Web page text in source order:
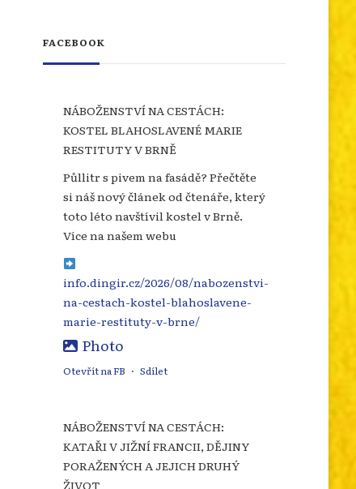
FACEBOOK
NÁBOŽENSTVÍ NA CESTÁCH:
KOSTEL BLAHOSLAVENÉ MARIE
RESTITUTY V BRNĚ
Půllitr s pivem na fasádě? Přečtěte
si náš nový článek od čtenáře, který
toto léto navštívil kostel v Brně.
Více na našem webu
info.dingir.cz/2026/08/nabozenstvi-
na-cestach-kostel-blahoslavene-
marie-restituty-v-brne/
Photo
Otevřít na FB · Sdílet
NÁBOŽENSTVÍ NA CESTÁCH:
KATAŘI V JIŽNÍ FRANCII, DĚJINY
PORAŽENÝCH A JEJICH DRUHÝ
ŽIVOT